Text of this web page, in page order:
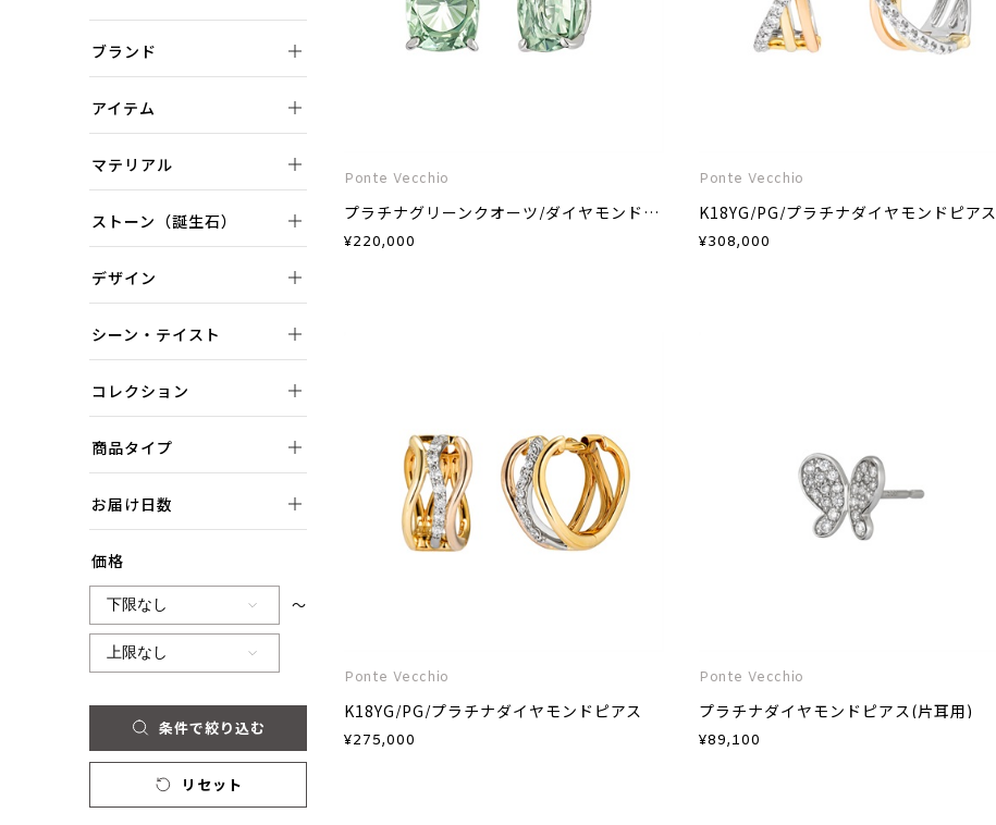
ブランド
アイテム
マテリアル
ストーン（誕生石）
デザイン
シーン・テイスト
コレクション
商品タイプ
お届け日数
価格
～
条件で絞り込む
リセット
Ponte Vecchio
プラチナグリーンクオーツ/ダイヤモンドピアス
¥220,000
Ponte Vecchio
K18YG/PG/プラチナダイヤモンドピアス
¥308,000
Ponte Vecchio
K18YG/PG/プラチナダイヤモンドピアス
¥275,000
Ponte Vecchio
プラチナダイヤモンドピアス(片耳用)
¥89,100